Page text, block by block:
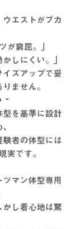
-
エストがブカ
が窮屈。」
しにくい。」
イズアップで妥
ません。
型を基準に設計
験者の体型には
実です。
ツマン体型専用
かし着心地は驚